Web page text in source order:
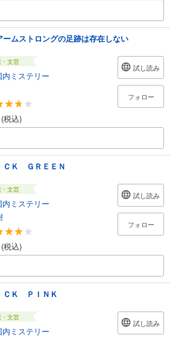
ームストロングの足跡は存在しない
文芸
内ミステリー
税込)
試し読み
フォロー
ＣＫ ＧＲＥＥＮ
文芸
内ミステリー
税込)
試し読み
フォロー
ＣＫ ＰＩＮＫ
文芸
内ミステリー
試し読み